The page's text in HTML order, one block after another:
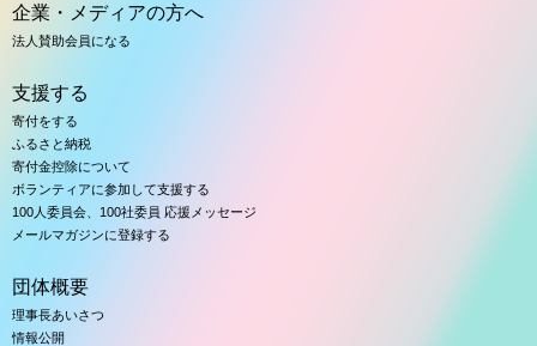
企業・メディアの方へ
法人賛助会員になる
支援する
寄付をする
ふるさと納税
寄付金控除について
ボランティアに参加して支援する
100人委員会、100社委員 応援メッセージ
メールマガジンに登録する
団体概要
理事長あいさつ
情報公開